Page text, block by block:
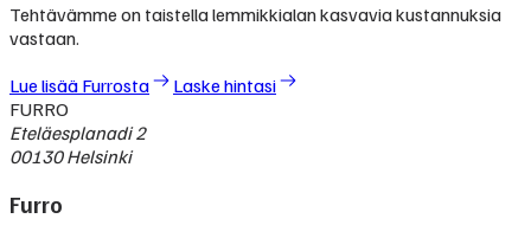
Tehtävämme on taistella lemmikkialan kasvavia kustannuksia
vastaan.
Lue lisää Furrosta
Laske hintasi
FURRO
Eteläesplanadi 2
00130 Helsinki
Furro